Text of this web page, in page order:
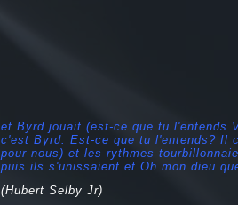
et Byrd jouait (est-ce que tu l'entends
c'est Byrd. Est-ce que tu l'entends? Il
pour nous) et les rythmes
puis ils s'unissaient et Oh mon dieu
(Hubert Selby Jr)